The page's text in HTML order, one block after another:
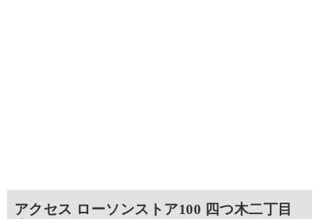
アクセス ローソンストア100 四つ木二丁目